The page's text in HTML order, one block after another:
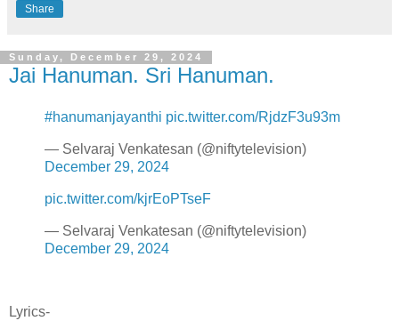
Share
Sunday, December 29, 2024
Jai Hanuman. Sri Hanuman.
#hanumanjayanthi pic.twitter.com/RjdzF3u93m
— Selvaraj Venkatesan (@niftytelevision)
December 29, 2024
pic.twitter.com/kjrEoPTseF
— Selvaraj Venkatesan (@niftytelevision)
December 29, 2024
Lyrics-